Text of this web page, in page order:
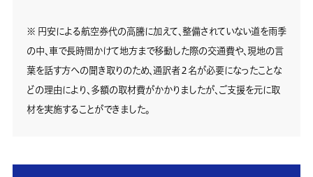
※ 円安による航空券代の高騰に加えて、整備されていない道を雨季
の中、車で長時間かけて地方まで移動した際の交通費や、現地の言
葉を話す方への聞き取りのため、通訳者２名が必要になったことな
どの理由により、多額の取材費がかかりましたが、ご支援を元に取
材を実施することができました。